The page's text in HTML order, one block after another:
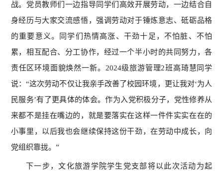
战。党员教师们一边指导同学们高效开展劳动，一边结合自
身经历与大家交流感悟，强调劳动对于锤炼意志、砥砺品格
的重要意义。同学们热情高涨、干劲十足，不怕脏、不怕
累，相互配合、分工协作，经过一个半小时的共同努力，各
责任区环境面貌焕然一新。2024级旅游管理2班高琦慧同学
说：“这次劳动不仅让我亲手改善了校园环境，更让我对‘为人
民服务’有了更具体的体会。作为入党积极分子，党性修养从
来都不是挂在嘴边的，就是要落实在这样一件件实实在在的
小事里，以后我也会继续保持这份干劲，在劳动中成长，向
党组织靠拢。”
下一步，文化旅游学院学生党支部将以此次活动为起